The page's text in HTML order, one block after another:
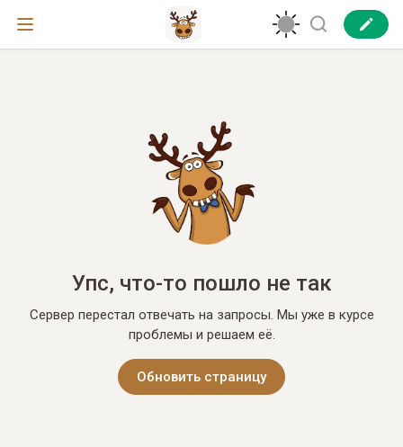
Упс, что-то пошло не так
Сервер перестал отвечать на запросы. Мы уже в курсе
проблемы и решаем её.
Обновить страницу